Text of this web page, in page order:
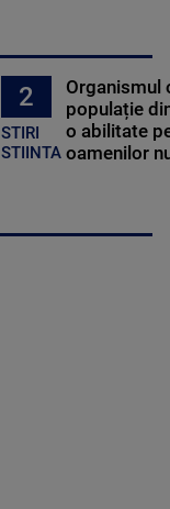
2
STIRI
STIINTA
Organismul
populație
o abilitate
oamenilor